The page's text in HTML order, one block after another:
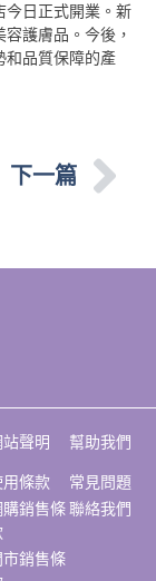
今日正式開業。新
護膚品。今後，
和品質保障的產
下一篇
聲明 幫助我們
用條款
購銷售條
市銷售條
常見問題
聯絡我們